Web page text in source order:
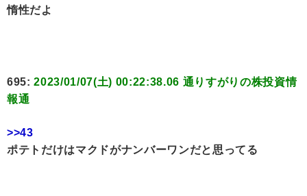
惰性だよ
695:2023/01/07(土) 00:22:38.06 通りすがりの株投資情
報通
>>43
ポテトだけはマクドがナンバーワンだと思ってる